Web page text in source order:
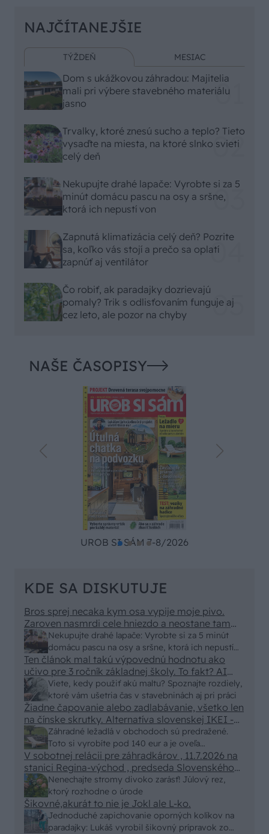
NAJČÍTANEJŠIE
TÝŽDEŇ MESIAC
Dom s ukážkovou záhradou: Majitelia
mali pri výbere stavebného materiálu
jasno
Trvalky, ktoré znesú sucho a teplo? Tieto
vysaďte na miesta, na ktoré slnko svieti
celý deň
Nekupujte drahé lapače: Vyrobte si za 5
minút domácu pascu na osy a sršne,
ktorá ich nepustí von
Zapnutá klimatizácia celý deň? Pozrite
sa, koľko vás stojí a prečo sa oplatí
zapnúť aj ventilátor
Čo robiť, ak paradajky dozrievajú
pomaly? Trik s odlisťovaním funguje aj
cez leto, ale pozor na chyby
NAŠE ČASOPISY
UROB SI SÁM 7-8/2026
KDE SA DISKUTUJE
Nekupujte drahé lapače: Vyrobte si za 5 minút
domácu pascu na osy a sršne, ktorá ich nepustí
von
Bros sprej necaka kym osa vypije moje pivo.
Zaroven nasmrdi cele hniezdo a neostane tam
nic zive. Vasa pasca naucinke moc efektivne.
Skor pritiahne slimaky
Viete, kedy použiť akú maltu? Spoznajte rozdiely,
ktoré vám ušetria čas v stavebninách aj pri práci
Ten článok mal takú výpovednú hodnotu ako
učivo pre 3 ročník základnej školy. To fakt? AI
alebo nejaka kniha z VŠ? Dnešné rychlotvrdnuce
malty - pevnosť 40 Mpa a doba schnutia tak 15
minut , k tomu vodotesné s kryštálikou. A rozdiel
- schnutie a zretie. Nič?
Záhradné ležadlá v obchodoch sú predražené.
Toto si vyrobíte pod 140 eur a je oveľa
pohodlnejšie!
Žiadne čapovanie alebo zadlabávanie, všetko len
na čínske skrutky. Alternatíva slovenskej IKEI -
čo sa týka pevnosti. Autor si nedal veľa námahy s
remeselným spracovaním, škoda. No lepšie než
ten odpad z DTD predávaný v Kauflande alebo
Lídli.
Nenechajte stromy divoko zarásť! Júlový rez,
ktorý rozhodne o úrode
V sobotnej relácii pre záhradkárov , 11.7.2026 na
stanici Regina-východ , predseda Slovenského
zväzu záhradkárov pán Jakubech tvrdil, že to, že
vlky sú neproduktívne , nie je pravda. Aj vlky je
možné použiť pri formovaní koruny a budú rodiť.
Jednoduché zapichovanie oporných kolíkov na
paradajky: Lukáš vyrobil šikovný prípravok zo
Šikovné,akurát to nie je Jokl ale L-ko.